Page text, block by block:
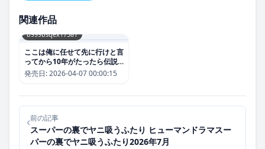
関連作品
b999bsqex17581
ここは俺に任せて先に行けと言
ってから10年がたったら伝説
になっていた。 バトル・アク
ションここは俺に任せて先に行
ら伝説になっていた。2026年4
月
発売日:2026-04-07 00:00:15
‹前の記事
スーパーの裏でヤニ吸うふたり ヒューマンドラマスー
パーの裏でヤニ吸うふたり2026年7月